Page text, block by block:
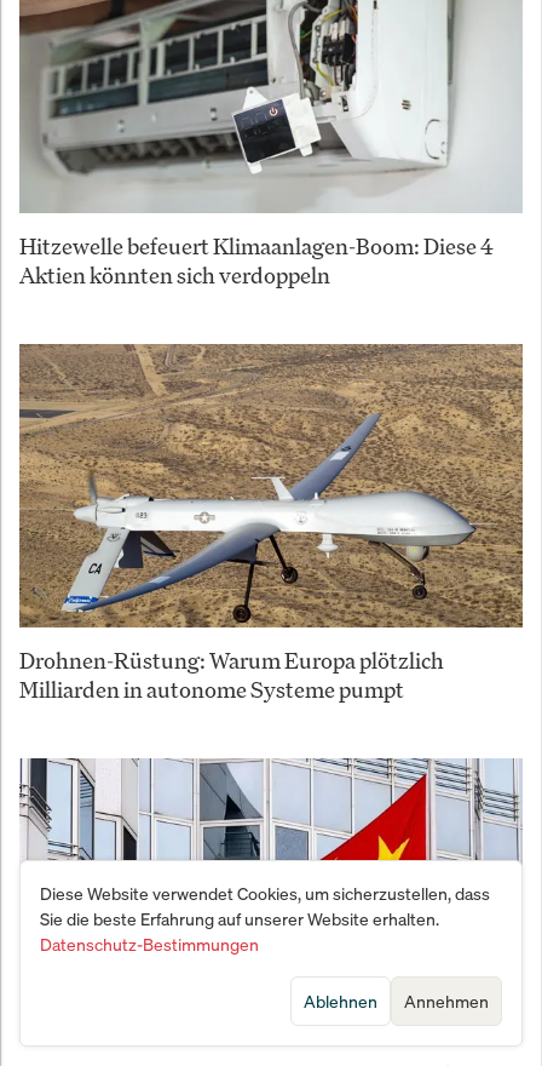
Hitzewelle befeuert Klimaanlagen-Boom: Diese 4
Aktien könnten sich verdoppeln
Drohnen-Rüstung: Warum Europa plötzlich
Milliarden in autonome Systeme pumpt
Diese Website verwendet Cookies, um sicherzustellen, dass
Sie die beste Erfahrung auf unserer Website erhalten.
Datenschutz-Bestimmungen
Annehmen
Ablehnen